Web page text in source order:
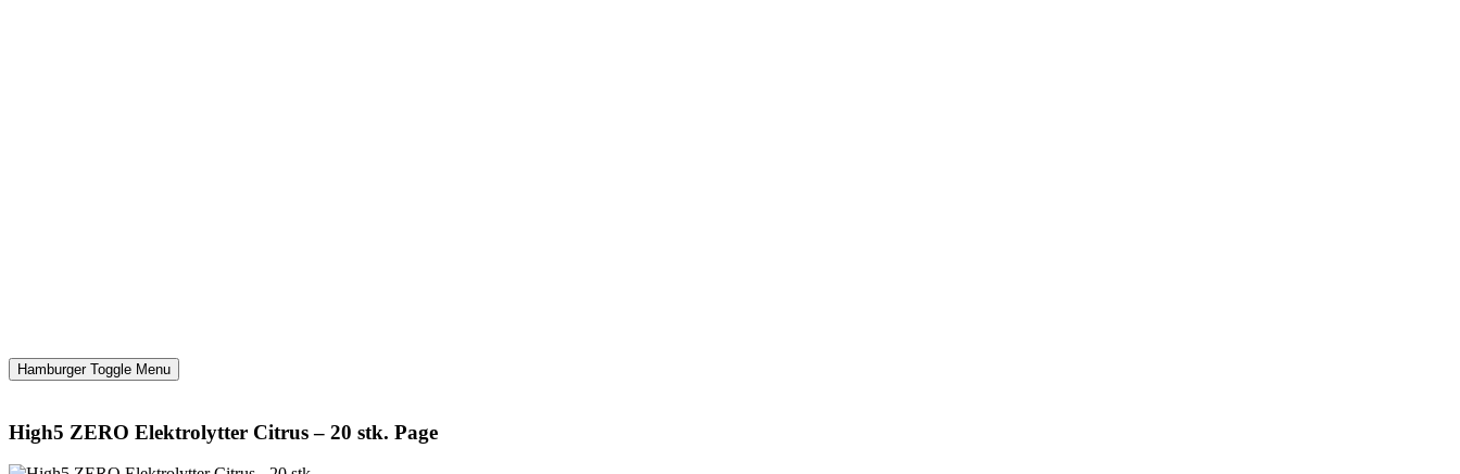
Hamburger Toggle Menu
High5 ZERO Elektrolytter Citrus – 20 stk. Page